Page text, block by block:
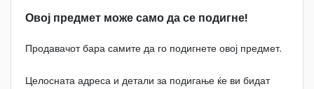
Овој предмет може само да се подигне!
Продавачот бара самите да го подигнете овој предмет.
Целосната адреса и детали за подигање ќе ви бидат